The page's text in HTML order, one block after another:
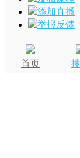
添加直播
举报反馈
首页